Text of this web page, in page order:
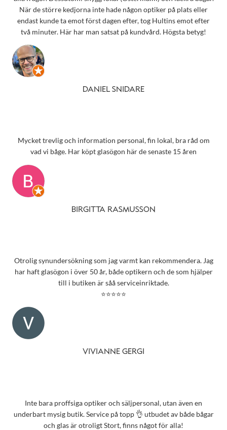
När de större kedjorna inte hade någon optiker på plats eller
endast kunde ta emot först dagen efter, tog Hultins emot efter
två minuter. Här har man satsat på kundvård. Högsta betyg!
DANIEL SNIDARE
Mycket trevlig och information personal, fin lokal, bra råd om
vad vi båge. Har köpt glasögon här de senaste 15 åren
BIRGITTA RASMUSSON
Otrolig synundersökning som jag varmt kan rekommendera. Jag
har haft glasögon i över 50 år, både optikern och de som hjälper
till i butiken är såå serviceinriktade.
⭐⭐⭐⭐⭐
VIVIANNE GERGI
Inte bara proffsiga optiker och säljpersonal, utan även en
underbart mysig butik. Service på topp 👌 utbudet av både bågar
och glas är otroligt Stort, finns något för alla!